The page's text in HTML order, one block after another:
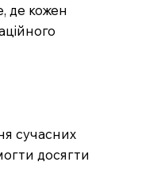
де кожен
сучасних
досягти